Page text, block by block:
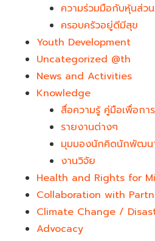
ความร่วมมือกับหุ้นส่ว
ครอบครัวอยู่ดีมีสุข
Youth Development​
Uncategorized @th
News and Activities
Knowledge
สื่อความรู้ คู่มือเพื่อก
รายงานต่างๆ
มุมมองนักคิดนักพัฒน
งานวิจัย
Health and Rights for
Collaboration with
Climate Change /
Advocacy